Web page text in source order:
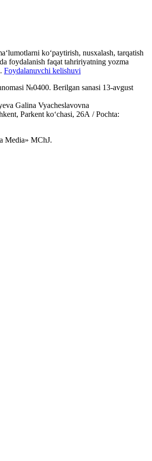
ko‘paytirish, nusxalash, tarqatish
foydalanish faqat tahririyatning yozma
Foydalanuvchi kelishuvi
№0400. Berilgan sanasi 13-avgust
Galina Vyacheslavovna
Parkent ko‘chasi, 26А / Pochta:
Media» MChJ.